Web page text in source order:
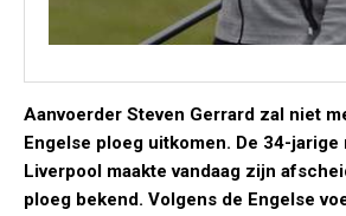
Aanvoerder Steven Gerrard zal niet
Engelse ploeg uitkomen. De 34-jarige
Liverpool maakte vandaag zijn
ploeg bekend. Volgens de Engelse